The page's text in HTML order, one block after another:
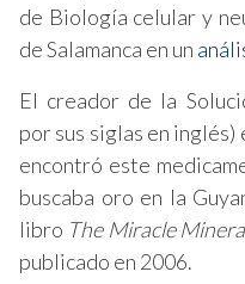
de Biología celular y
de Salamanca en un
El creador de la
por sus siglas en inglés)
encontró este
buscaba oro en la
libro The Miracle
publicado en 2006.